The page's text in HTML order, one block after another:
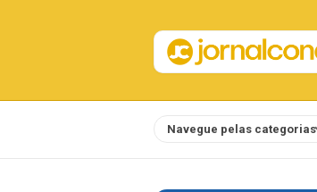
Navegue pelas categorias